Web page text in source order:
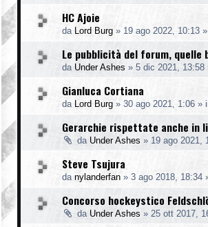
HC Ajoie
da Lord Burg » 19 ago 2022, 10:13
Le pubblicità del forum, quelle
da Under Ashes » 5 dic 2021, 13:58
Gianluca Cortiana
da Lord Burg » 30 ago 2021, 1:06 »
Gerarchie rispettate anche in
da Under Ashes » 19 ago 2021,
Steve Tsujura
da nylanderfan » 3 ago 2018, 18:34
Concorso hockeystico
da Under Ashes » 25 ott 2017,